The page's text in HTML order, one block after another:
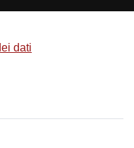
dati